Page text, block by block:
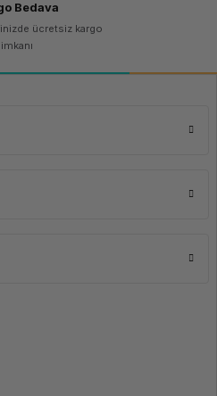
Bedava
ücretsiz kargo
imkanı